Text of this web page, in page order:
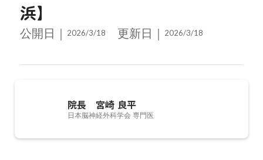
公開日｜ 2026/3/18 更新日｜ 2026/3/18
浜】
院長 宮崎 良平
日本脳神経外科学会 専門医